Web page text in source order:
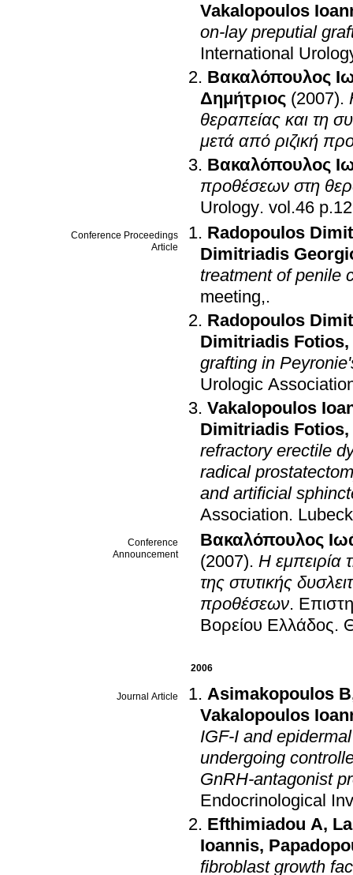
Vakalopoulos
on-lay preputial
International
Βακαλόπουλος
Δημήτριος (2007).
θεραπείας και τη
μετά από ριζική
Βακαλόπουλος
προθέσεων στη
Urology. vol.46
Conference Proceedings
Article
Radopoulos
Dimitriadis
treatment of penile
meeting,.
Radopoulos
Dimitriadis Fotios,
grafting in
Urologic
Vakalopoulos
Dimitriadis Fotios,
refractory erectile
radical
and artificial
Association.
Conference
Announcement
Βακαλόπουλος
(2007). Η εμπειρία
της στυτικής
προθέσεων.
Βορείου Ελλάδος.
2006
Journal Article Asimakopoulos B
Vakalopoulos
IGF-I and
undergoing
GnRH-antagonist
Endocrinological
Efthimiadou A,
Ioannis,
fibroblast growth